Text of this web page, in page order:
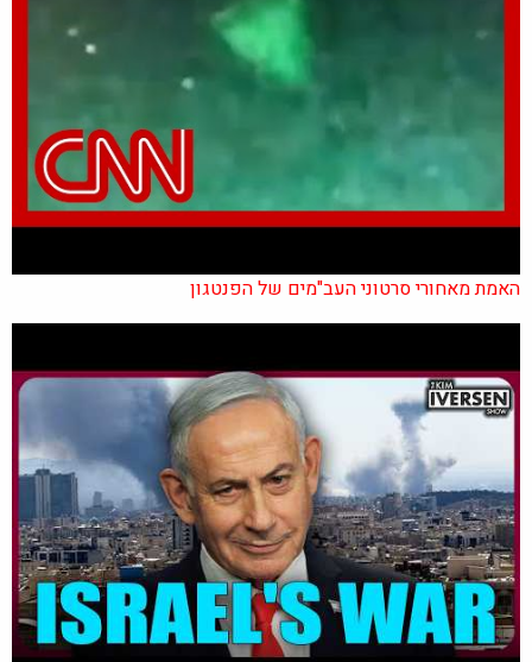
האמת מאחורי סרטוני העב"מים של הפנטגון